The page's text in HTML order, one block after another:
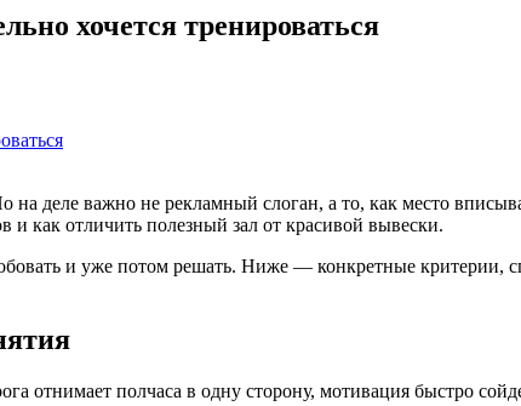
хочется тренироваться
деле важно не рекламный слоган, а то, как место
и как отличить полезный зал от красивой вывески.
и уже потом решать. Ниже — конкретные критерии,
отнимает полчаса в одну сторону, мотивация быстро